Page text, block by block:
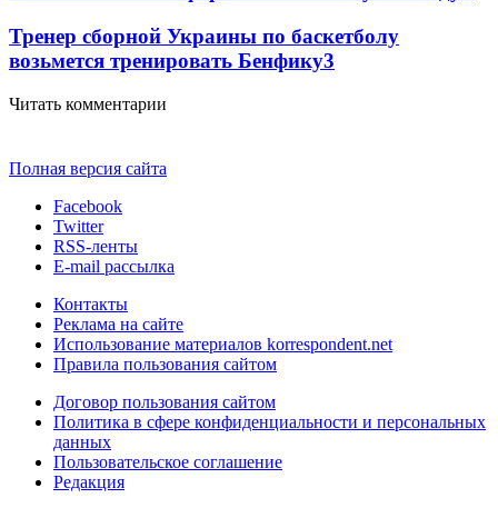
Тренер сборной Украины по баскетболу
возьмется тренировать Бенфику3
Читать комментарии
Полная версия сайта
Facebook
Twitter
RSS-ленты
E-mail рассылка
Контакты
Реклама на сайте
Использование материалов korrespondent.net
Правила пользования сайтом
Договор пользования сайтом
Политика в сфере конфиденциальности и персональных
данных
Пользовательское соглашение
Редакция